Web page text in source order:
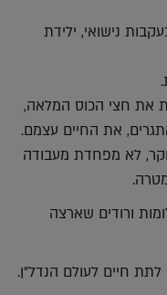
נישואי, ילידת
את חצי הכוס המלאה,
את החיים עצמם.
לא מפחדת מעבודה
ורודים שארצה
חיים לעולם הנדל"ן.